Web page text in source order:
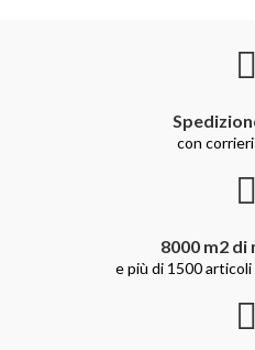
con
8000 m2 di
e più di 1500